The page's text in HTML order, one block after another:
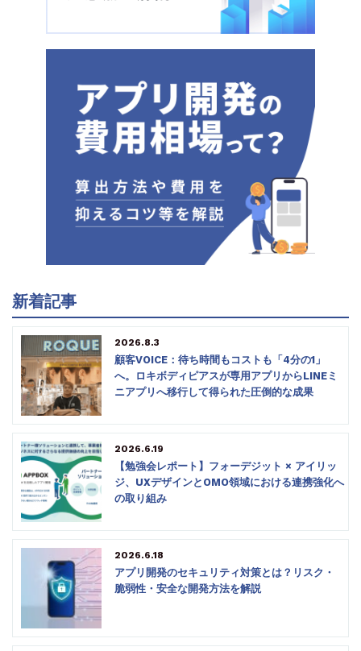
新着記事
2026.8.3
顧客VOICE：待ち時間もコストも「4分の1」
へ。ロキボディピアスが専用アプリからLINEミ
ニアプリへ移行して得られた圧倒的な成果
2026.6.19
【勉強会レポート】フォーデジット × アイリッ
ジ、UXデザインとOMO領域における連携強化へ
の取り組み
2026.6.18
アプリ開発のセキュリティ対策とは？リスク・
脆弱性・安全な開発方法を解説